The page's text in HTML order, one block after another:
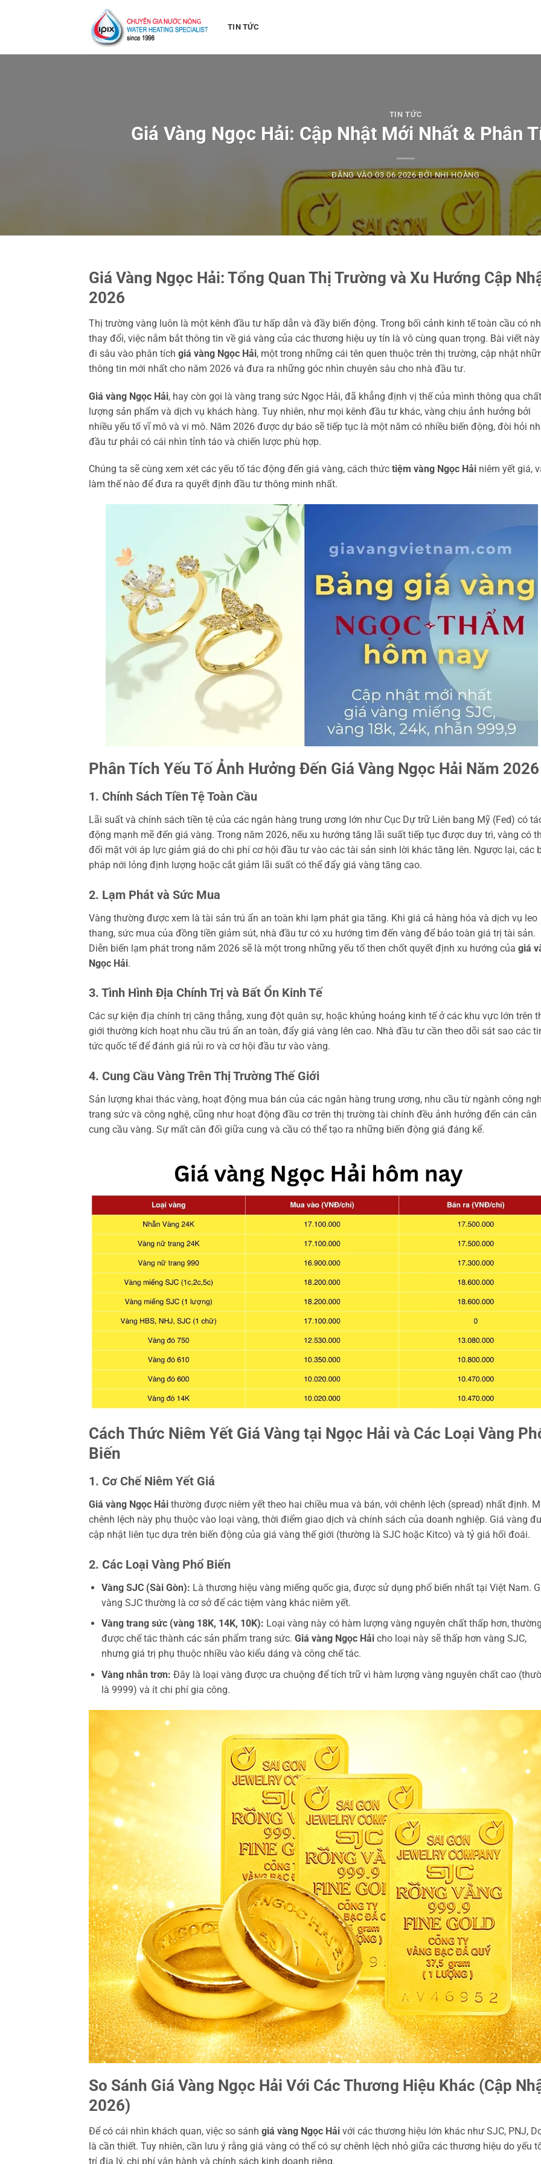
dung
TIN TỨC
TIN TỨC
Giá Vàng Ngọc Hải: Cập Nhật Mới Nhất & Phân
ĐĂNG VÀO03.06.2026 BỞINHI HOÀNG
Giá Vàng Ngọc Hải: Tổng Quan Thị Trường và Xu Hướng Cập
2026
Thị trường vàng luôn là một kênh đầu tư hấp dẫn và đầy biến động. Trong bối cảnh kinh tế toàn cầu có
thay đổi, việc nắm bắt thông tin về giá vàng của các thương hiệu uy tín là vô cùng quan trọng. Bài viết
đi sâu vào phân tích giá vàng Ngọc Hải, một trong những cái tên quen thuộc trên thị trường, cập nhật
thông tin mới nhất cho năm 2026 và đưa ra những góc nhìn chuyên sâu cho nhà đầu tư.
Giá vàng Ngọc Hải, hay còn gọi là vàng trang sức Ngọc Hải, đã khẳng định vị thế của mình thông qua chất
lượng sản phẩm và dịch vụ khách hàng. Tuy nhiên, như mọi kênh đầu tư khác, vàng chịu ảnh hưởng bởi
nhiều yếu tố vĩ mô và vi mô. Năm 2026 được dự báo sẽ tiếp tục là một năm có nhiều biến động, đòi hỏi
đầu tư phải có cái nhìn tỉnh táo và chiến lược phù hợp.
Chúng ta sẽ cùng xem xét các yếu tố tác động đến giá vàng, cách thức tiệm vàng Ngọc Hải niêm yết giá,
làm thế nào để đưa ra quyết định đầu tư thông minh nhất.
Phân Tích Yếu Tố Ảnh Hưởng Đến Giá Vàng Ngọc Hải Năm 2026
1. Chính Sách Tiền Tệ Toàn Cầu
Lãi suất và chính sách tiền tệ của các ngân hàng trung ương lớn như Cục Dự trữ Liên bang Mỹ (Fed) có
động mạnh mẽ đến giá vàng. Trong năm 2026, nếu xu hướng tăng lãi suất tiếp tục được duy trì, vàng có
đối mặt với áp lực giảm giá do chi phí cơ hội đầu tư vào các tài sản sinh lời khác tăng lên. Ngược lại, các
pháp nới lỏng định lượng hoặc cắt giảm lãi suất có thể đẩy giá vàng tăng cao.
2. Lạm Phát và Sức Mua
Vàng thường được xem là tài sản trú ẩn an toàn khi lạm phát gia tăng. Khi giá cả hàng hóa và dịch vụ leo
thang, sức mua của đồng tiền giảm sút, nhà đầu tư có xu hướng tìm đến vàng để bảo toàn giá trị tài sản.
Diễn biến lạm phát trong năm 2026 sẽ là một trong những yếu tố then chốt quyết định xu hướng của giá
Ngọc Hải.
3. Tình Hình Địa Chính Trị và Bất Ổn Kinh Tế
Các sự kiện địa chính trị căng thẳng, xung đột quân sự, hoặc khủng hoảng kinh tế ở các khu vực lớn trên
giới thường kích hoạt nhu cầu trú ẩn an toàn, đẩy giá vàng lên cao. Nhà đầu tư cần theo dõi sát sao các
tức quốc tế để đánh giá rủi ro và cơ hội đầu tư vào vàng.
4. Cung Cầu Vàng Trên Thị Trường Thế Giới
Sản lượng khai thác vàng, hoạt động mua bán của các ngân hàng trung ương, nhu cầu từ ngành công
trang sức và công nghệ, cũng như hoạt động đầu cơ trên thị trường tài chính đều ảnh hưởng đến cán cân
cung cầu vàng. Sự mất cân đối giữa cung và cầu có thể tạo ra những biến động giá đáng kể.
Cách Thức Niêm Yết Giá Vàng tại Ngọc Hải và Các Loại Vàng
Biến
1. Cơ Chế Niêm Yết Giá
Giá vàng Ngọc Hải thường được niêm yết theo hai chiều mua và bán, với chênh lệch (spread) nhất định.
chênh lệch này phụ thuộc vào loại vàng, thời điểm giao dịch và chính sách của doanh nghiệp. Giá vàng
cập nhật liên tục dựa trên biến động của giá vàng thế giới (thường là SJC hoặc Kitco) và tỷ giá hối đoái.
2. Các Loại Vàng Phổ Biến
Vàng SJC (Sài Gòn): Là thương hiệu vàng miếng quốc gia, được sử dụng phổ biến nhất tại Việt Nam.
vàng SJC thường là cơ sở để các tiệm vàng khác niêm yết.
Vàng trang sức (vàng 18K, 14K, 10K): Loại vàng này có hàm lượng vàng nguyên chất thấp hơn,
được chế tác thành các sản phẩm trang sức. Giá vàng Ngọc Hảicho loại này sẽ thấp hơn vàng SJC,
nhưng giá trị phụ thuộc nhiều vào kiểu dáng và công chế tác.
Vàng nhẫn trơn: Đây là loại vàng được ưa chuộng để tích trữ vì hàm lượng vàng nguyên chất cao
là 9999) và ít chi phí gia công.
So Sánh Giá Vàng Ngọc Hải Với Các Thương Hiệu Khác (Cập
2026)
Để có cái nhìn khách quan, việc so sánh giá vàng Ngọc Hải với các thương hiệu lớn khác như SJC, PNJ,
là cần thiết. Tuy nhiên, cần lưu ý rằng giá vàng có thể có sự chênh lệch nhỏ giữa các thương hiệu do yếu
trí địa lý, chi phí vận hành và chính sách kinh doanh riêng.